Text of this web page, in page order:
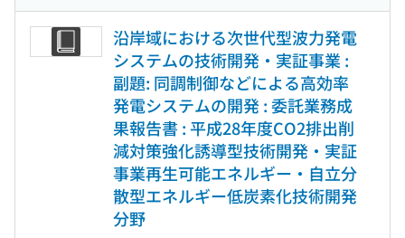
沿岸域における次世代型波力発電
システムの技術開発・実証事業 :
副題: 同調制御などによる高効率
発電システムの開発 : 委託業務成
果報告書 : 平成28年度CO2排出削
減対策強化誘導型技術開発・実証
事業再生可能エネルギー・自立分
散型エネルギー低炭素化技術開発
分野